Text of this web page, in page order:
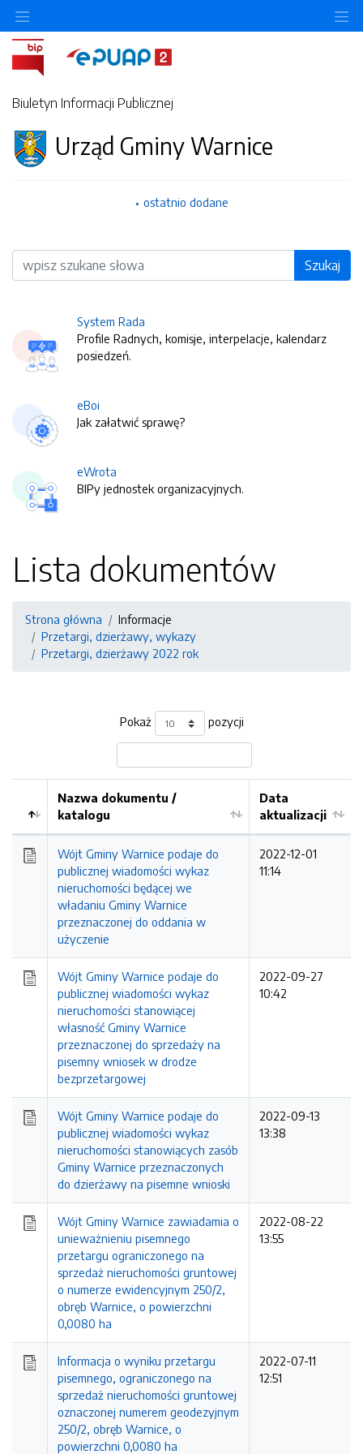
Biuletyn Informacji Publicznej
Urząd Gminy Warnice
ostatnio dodane
Wyszukiwarka Szukaj
System Rada
Profile Radnych, komisje, interpelacje, kalendarz
posiedzeń.
eBoi
Jak załatwić sprawę?
eWrota
BIPy jednostek organizacyjnych.
Lista dokumentów
Strona główna
Informacje
Przetargi, dzierżawy, wykazy
Przetargi, dzierżawy 2022 rok
Pokaż pozycji
Nazwa dokumentu /
katalogu
Data
aktualizacji
Wójt Gminy Warnice podaje do
publicznej wiadomości wykaz
nieruchomości będącej we
władaniu Gminy Warnice
przeznaczonej do oddania w
użyczenie
2022-12-01
11:14
Wójt Gminy Warnice podaje do
publicznej wiadomości wykaz
nieruchomości stanowiącej
własność Gminy Warnice
przeznaczonej do sprzedaży na
pisemny wniosek w drodze
bezprzetargowej
2022-09-27
10:42
Wójt Gminy Warnice podaje do
publicznej wiadomości wykaz
nieruchomości stanowiących zasób
Gminy Warnice przeznaczonych
do dzierżawy na pisemne wnioski
2022-09-13
13:38
Wójt Gminy Warnice zawiadamia o
unieważnieniu pisemnego
przetargu ograniczonego na
sprzedaż nieruchomości gruntowej
o numerze ewidencyjnym 250/2,
obręb Warnice, o powierzchni
0,0080 ha
2022-08-22
13:55
Informacja o wyniku przetargu
pisemnego, ograniczonego na
sprzedaż nieruchomości gruntowej
oznaczonej numerem geodezyjnym
250/2, obręb Warnice, o
powierzchni 0,0080 ha
2022-07-11
12:51